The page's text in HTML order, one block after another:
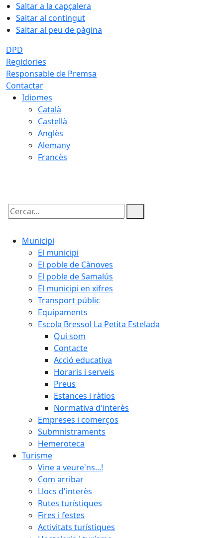
Saltar a la capçalera
Saltar al contingut
Saltar al peu de pàgina
DPD
Regidories
Responsable de Premsa
Contactar
Idiomes
Català
Castellà
Anglès
Alemany
Francès
Cercar:
Municipi
El municipi
El poble de Cànoves
El poble de Samalús
El municipi en xifres
Transport públic
Equipaments
Escola Bressol La Petita Estelada
Qui som
Contacte
Acció educativa
Horaris i serveis
Preus
Estances i ràtios
Normativa d'interès
Empreses i comerços
Submnistraments
Hemeroteca
Turisme
Vine a veure'ns...!
Com arribar
Llocs d'interès
Rutes turístiques
Fires i festes
Activitats turístiques